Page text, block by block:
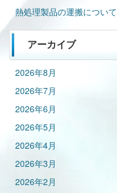
熱処理製品の運搬について
アーカイブ
2026年8月
2026年7月
2026年6月
2026年5月
2026年4月
2026年3月
2026年2月